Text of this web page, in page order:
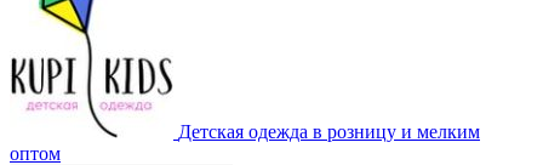
Детская одежда в розницу и мелким
оптом